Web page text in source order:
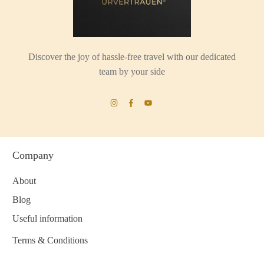
Discover the joy of hassle-free travel with our dedicated
team by your side
Company
About
Blog
Useful information
Terms & Conditions